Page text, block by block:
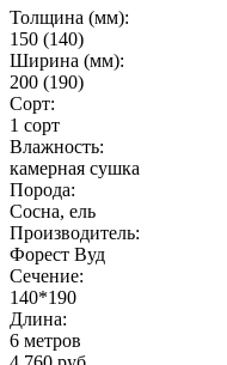
Толщина (мм):
150 (140)
Ширина (мм):
200 (190)
Сорт:
1 сорт
Влажность:
камерная сушка
Порода:
Сосна, ель
Производитель:
Форест Вуд
Сечение:
140*190
Длина:
6 метров